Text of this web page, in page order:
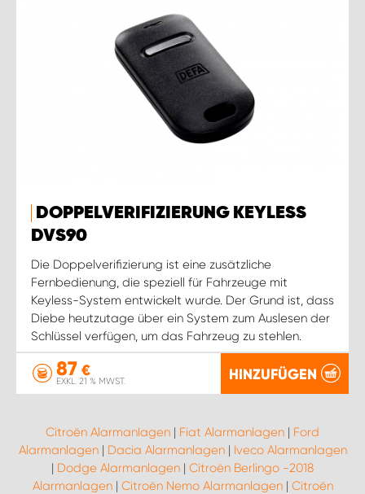
DOPPELVERIFIZIERUNG KEYLESS
DVS90
Die Doppelverifizierung ist eine zusätzliche
Fernbedienung, die speziell für Fahrzeuge mit
Keyless-System entwickelt wurde. Der Grund ist, dass
Diebe heutzutage über ein System zum Auslesen der
Schlüssel verfügen, um das Fahrzeug zu stehlen.
87 €
EXKL. 21 % MWST. HINZUFÜGEN
Citroën Alarmanlagen | Fiat Alarmanlagen | Ford
Alarmanlagen| Dacia Alarmanlagen| Iveco Alarmanlagen
| Dodge Alarmanlagen | Citroën Berlingo -2018
Alarmanlagen| Citroën Nemo Alarmanlagen| Citroën